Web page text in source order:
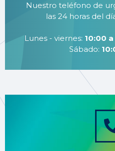
Nuestro teléfono de
las 24 horas del
Lunes - viernes: 10:00
Sábado: